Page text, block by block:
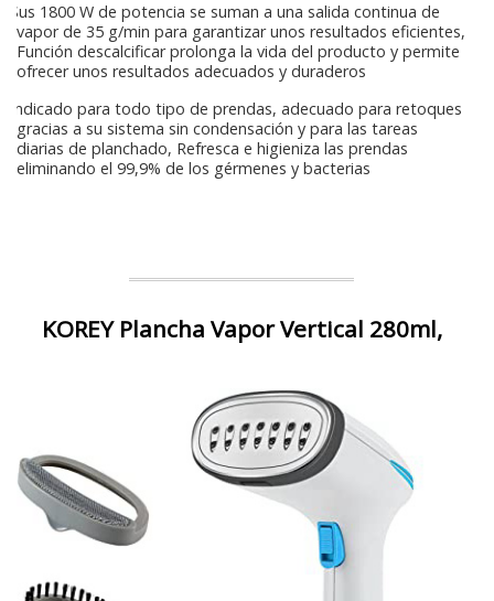
Sus 1800 W de potencia se suman a una salida continua de
vapor de 35 g/min para garantizar unos resultados eficientes,
Función descalcificar prolonga la vida del producto y permite
ofrecer unos resultados adecuados y duraderos
Indicado para todo tipo de prendas, adecuado para retoques
gracias a su sistema sin condensación y para las tareas
diarias de planchado, Refresca e higieniza las prendas
eliminando el 99,9% de los gérmenes y bacterias
KOREY Plancha Vapor Vertical 280ml,